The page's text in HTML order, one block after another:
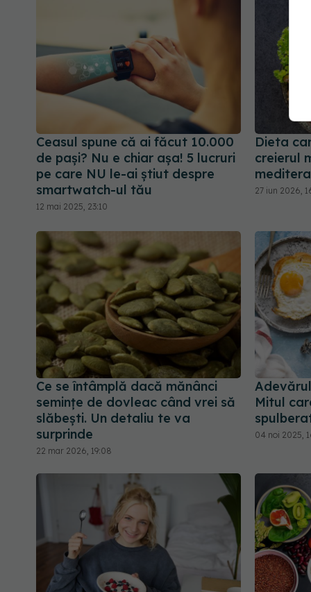
Ceasul spune că ai făcut 10.000
de pași? Nu e chiar așa! 5 lucruri
pe care NU le-ai știut despre
smartwatch-ul tău
12 mai 2025, 23:10
Dieta
creierul
27 iun 2026,
Ce se întâmplă dacă mănânci
semințe de dovleac când vrei să
slăbești. Un detaliu te va
surprinde
22 mar 2026, 19:08
Mitul
04 noi 2025,